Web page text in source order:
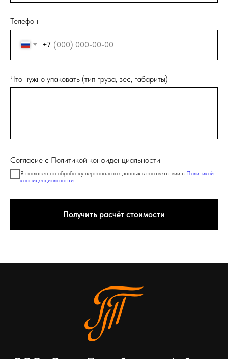
Телефон
+7
Что нужно упаковать (тип груза, вес, габариты)
Согласие с Политикой конфиденциальности
Я согласен на обработку персональных данных в соответствии с Политикой
конфиденциальности
Получить расчёт стоимости